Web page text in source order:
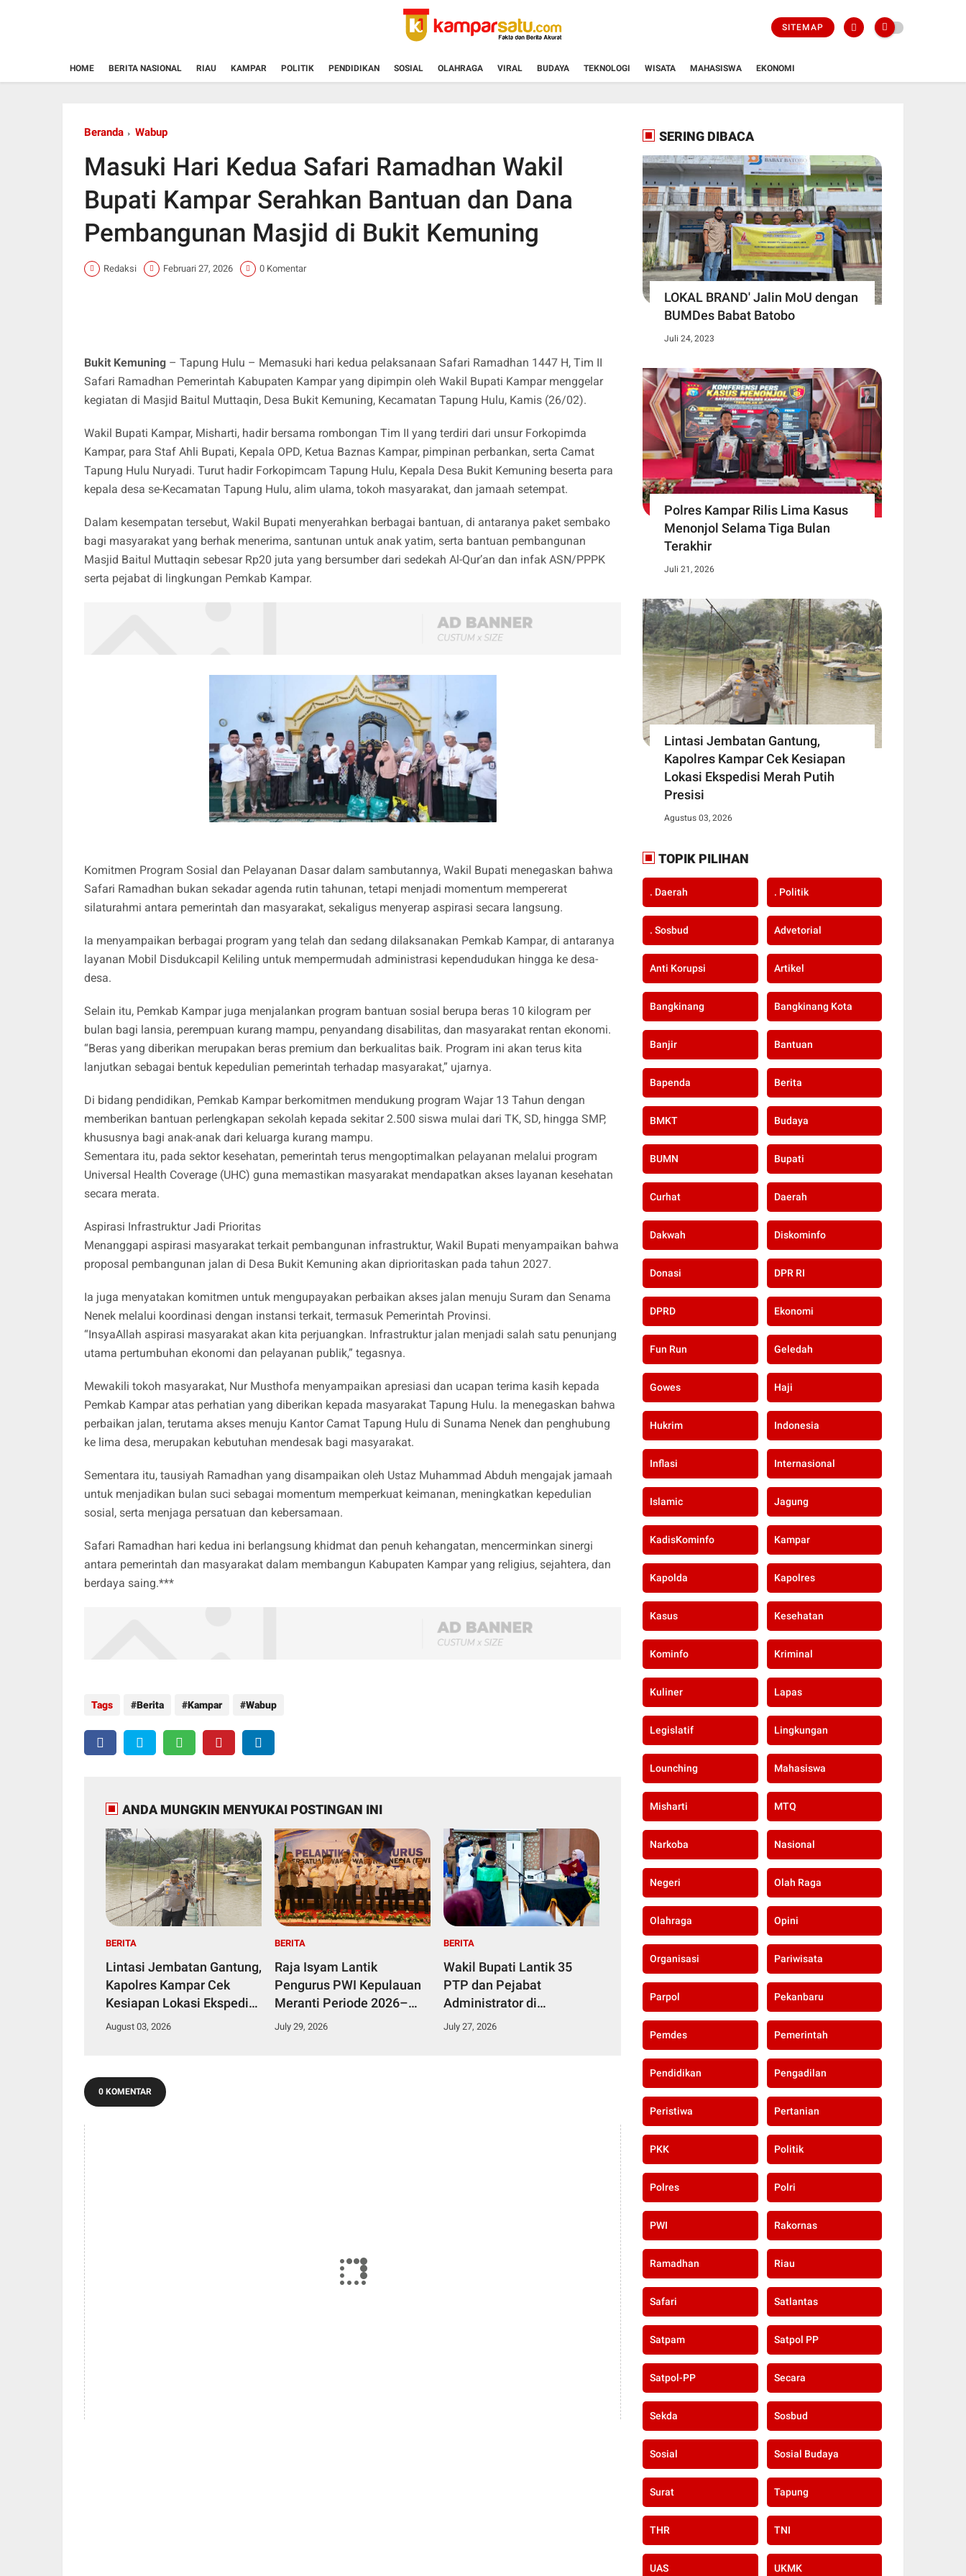
SITEMAP
HOME BERITA NASIONAL RIAU KAMPAR POLITIK PENDIDIKAN SOSIAL OLAHRAGA VIRAL BUDAYA TEKNOLOGI WISATA MAHASISWA EKONOMI
Beranda Wabup
Masuki Hari Kedua Safari Ramadhan Wakil
Bupati Kampar Serahkan Bantuan dan Dana
Pembangunan Masjid di Bukit Kemuning
Redaksi Februari 27, 2026 0 Komentar
Bukit Kemuning – Tapung Hulu – Memasuki hari kedua pelaksanaan Safari Ramadhan 1447 H, Tim II
Safari Ramadhan Pemerintah Kabupaten Kampar yang dipimpin oleh Wakil Bupati Kampar menggelar
kegiatan di Masjid Baitul Muttaqin, Desa Bukit Kemuning, Kecamatan Tapung Hulu, Kamis (26/02).
Wakil Bupati Kampar, Misharti, hadir bersama rombongan Tim II yang terdiri dari unsur Forkopimda
Kampar, para Staf Ahli Bupati, Kepala OPD, Ketua Baznas Kampar, pimpinan perbankan, serta Camat
Tapung Hulu Nuryadi. Turut hadir Forkopimcam Tapung Hulu, Kepala Desa Bukit Kemuning beserta para
kepala desa se-Kecamatan Tapung Hulu, alim ulama, tokoh masyarakat, dan jamaah setempat.
Dalam kesempatan tersebut, Wakil Bupati menyerahkan berbagai bantuan, di antaranya paket sembako
bagi masyarakat yang berhak menerima, santunan untuk anak yatim, serta bantuan pembangunan
Masjid Baitul Muttaqin sebesar Rp20 juta yang bersumber dari sedekah Al-Qur’an dan infak ASN/PPPK
serta pejabat di lingkungan Pemkab Kampar.
Komitmen Program Sosial dan Pelayanan Dasar dalam sambutannya, Wakil Bupati menegaskan bahwa
Safari Ramadhan bukan sekadar agenda rutin tahunan, tetapi menjadi momentum mempererat
silaturahmi antara pemerintah dan masyarakat, sekaligus menyerap aspirasi secara langsung.
Ia menyampaikan berbagai program yang telah dan sedang dilaksanakan Pemkab Kampar, di antaranya
layanan Mobil Disdukcapil Keliling untuk mempermudah administrasi kependudukan hingga ke desa-
desa.
Selain itu, Pemkab Kampar juga menjalankan program bantuan sosial berupa beras 10 kilogram per
bulan bagi lansia, perempuan kurang mampu, penyandang disabilitas, dan masyarakat rentan ekonomi.
“Beras yang diberikan merupakan beras premium dan berkualitas baik. Program ini akan terus kita
lanjutkan sebagai bentuk kepedulian pemerintah terhadap masyarakat,” ujarnya.
Di bidang pendidikan, Pemkab Kampar berkomitmen mendukung program Wajar 13 Tahun dengan
memberikan bantuan perlengkapan sekolah kepada sekitar 2.500 siswa mulai dari TK, SD, hingga SMP,
khususnya bagi anak-anak dari keluarga kurang mampu.
Sementara itu, pada sektor kesehatan, pemerintah terus mengoptimalkan pelayanan melalui program
Universal Health Coverage (UHC) guna memastikan masyarakat mendapatkan akses layanan kesehatan
secara merata.
Aspirasi Infrastruktur Jadi Prioritas
Menanggapi aspirasi masyarakat terkait pembangunan infrastruktur, Wakil Bupati menyampaikan bahwa
proposal pembangunan jalan di Desa Bukit Kemuning akan diprioritaskan pada tahun 2027.
Ia juga menyatakan komitmen untuk mengupayakan perbaikan akses jalan menuju Suram dan Senama
Nenek melalui koordinasi dengan instansi terkait, termasuk Pemerintah Provinsi.
“InsyaAllah aspirasi masyarakat akan kita perjuangkan. Infrastruktur jalan menjadi salah satu penunjang
utama pertumbuhan ekonomi dan pelayanan publik,” tegasnya.
Mewakili tokoh masyarakat, Nur Musthofa menyampaikan apresiasi dan ucapan terima kasih kepada
Pemkab Kampar atas perhatian yang diberikan kepada masyarakat Tapung Hulu. Ia menegaskan bahwa
perbaikan jalan, terutama akses menuju Kantor Camat Tapung Hulu di Sunama Nenek dan penghubung
ke lima desa, merupakan kebutuhan mendesak bagi masyarakat.
Sementara itu, tausiyah Ramadhan yang disampaikan oleh Ustaz Muhammad Abduh mengajak jamaah
untuk menjadikan bulan suci sebagai momentum memperkuat keimanan, meningkatkan kepedulian
sosial, serta menjaga persatuan dan kebersamaan.
Safari Ramadhan hari kedua ini berlangsung khidmat dan penuh kehangatan, mencerminkan sinergi
antara pemerintah dan masyarakat dalam membangun Kabupaten Kampar yang religius, sejahtera, dan
berdaya saing.***
Tags Berita Kampar Wabup
ANDA MUNGKIN MENYUKAI POSTINGAN INI
BERITA
Lintasi Jembatan Gantung,
Kapolres Kampar Cek
Kesiapan Lokasi Ekspedisi
Merah Putih Presisi
August 03, 2026
BERITA
Raja Isyam Lantik
Pengurus PWI Kepulauan
Meranti Periode 2026–
2029
July 29, 2026
BERITA
Wakil Bupati Lantik 35
PTP dan Pejabat
Administrator di
Lingkungan Pemkab
July 27, 2026
0 KOMENTAR
SERING DIBACA
LOKAL BRAND' Jalin MoU dengan
BUMDes Babat Batobo
Juli 24, 2023
Polres Kampar Rilis Lima Kasus
Menonjol Selama Tiga Bulan
Terakhir
Juli 21, 2026
Lintasi Jembatan Gantung,
Kapolres Kampar Cek Kesiapan
Lokasi Ekspedisi Merah Putih
Presisi
Agustus 03, 2026
TOPIK PILIHAN
. Daerah . Politik
. Sosbud Advetorial
Anti Korupsi Artikel
Bangkinang Bangkinang Kota
Banjir Bantuan
Bapenda Berita
BMKT Budaya
BUMN Bupati
Curhat Daerah
Dakwah Diskominfo
Donasi DPR RI
DPRD Ekonomi
Fun Run Geledah
Gowes Haji
Hukrim Indonesia
Inflasi Internasional
Islamic Jagung
KadisKominfo Kampar
Kapolda Kapolres
Kasus Kesehatan
Kominfo Kriminal
Kuliner Lapas
Legislatif Lingkungan
Lounching Mahasiswa
Misharti MTQ
Narkoba Nasional
Negeri Olah Raga
Olahraga Opini
Organisasi Pariwisata
Parpol Pekanbaru
Pemdes Pemerintah
Pendidikan Pengadilan
Peristiwa Pertanian
PKK Politik
Polres Polri
PWI Rakornas
Ramadhan Riau
Safari Satlantas
Satpam Satpol PP
Satpol-PP Secara
Sekda Sosbud
Sosial Sosial Budaya
Surat Tapung
THR TNI
UAS UKMK